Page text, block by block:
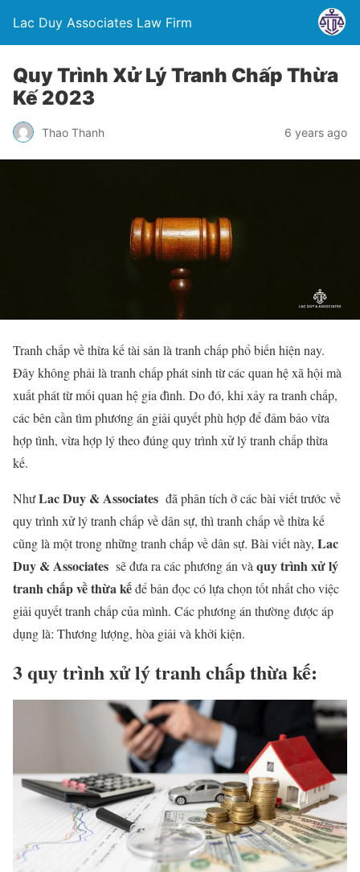
Lac Duy Associates Law Firm
Quy Trình Xử Lý Tranh Chấp Thừa
Kế 2023
Thao Thanh 6 years ago
Tranh chấp về thừa kế tài sản là tranh chấp phổ biến hiện nay.
Đây không phải là tranh chấp phát sinh từ các quan hệ xã hội mà
xuất phát từ mối quan hệ gia đình. Do đó, khi xảy ra tranh chấp,
các bên cần tìm phương án giải quyết phù hợp để đảm bảo vừa
hợp tình, vừa hợp lý theo đúng quy trình xử lý tranh chấp thừa
kế.
NhưLac Duy & Associates đã phân tích ở các bài viết trước về
quy trình xử lý tranh chấp về dân sự, thì tranh chấp về thừa kế
cũng là một trong những tranh chấp về dân sự. Bài viết này, Lac
Duy & Associates sẽ đưa ra các phương án và quy trình xử lý
tranh chấp về thừa kếđể bản đọc có lựa chọn tốt nhất cho việc
giải quyết tranh chấp của mình. Các phương án thường được áp
dụng là: Thương lượng, hòa giải và khởi kiện.
3 quy trình xử lý tranh chấp thừa kế: